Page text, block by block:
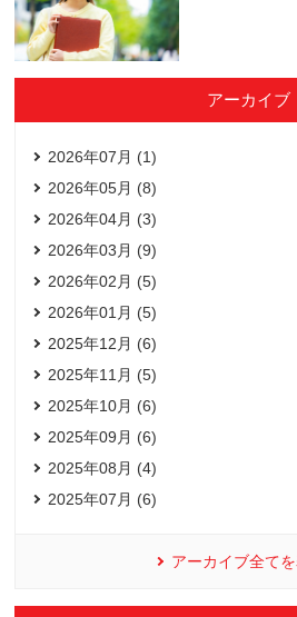
アーカイブ
2026年07月 (1)
2026年05月 (8)
2026年04月 (3)
2026年03月 (9)
2026年02月 (5)
2026年01月 (5)
2025年12月 (6)
2025年11月 (5)
2025年10月 (6)
2025年09月 (6)
2025年08月 (4)
2025年07月 (6)
アーカイブ全て